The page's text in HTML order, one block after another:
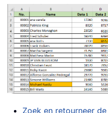
Zoek en retourneer